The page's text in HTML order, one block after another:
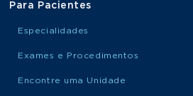
Para Pacientes
Especialidades
Exames e Procedimentos
Encontre uma Unidade